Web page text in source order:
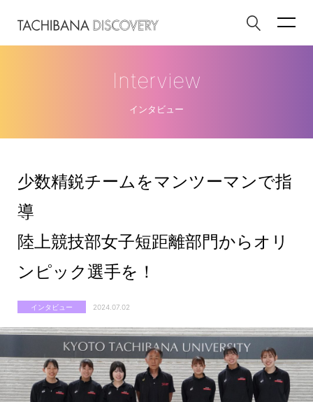
Interview
インタビュー
少数精鋭チームをマンツーマンで指
導
陸上競技部女子短距離部門からオリ
ンピック選手を！
インタビュー 2024.07.02